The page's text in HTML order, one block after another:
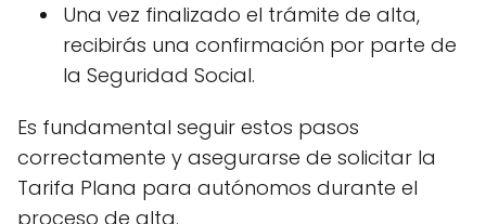
Una vez finalizado el trámite de alta,
recibirás una confirmación por parte de
la Seguridad Social.
Es fundamental seguir estos pasos
correctamente y asegurarse de solicitar la
Tarifa Plana para autónomos durante el
proceso de alta.